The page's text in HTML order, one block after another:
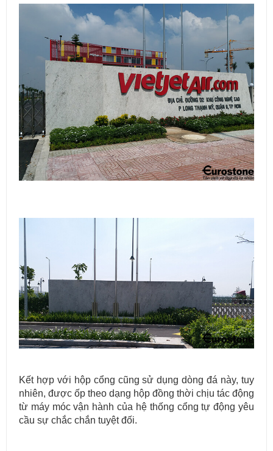
Kết hợp với hộp cổng cũng sử dụng dòng đá này, tuy
nhiên, được ốp theo dạng hộp đồng thời chịu tác động
từ máy móc vận hành của hệ thống cổng tự động yêu
cầu sự chắc chắn tuyệt đối.